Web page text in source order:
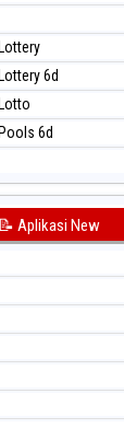
6d
6d
Day
Day
📝 Aplikasi New